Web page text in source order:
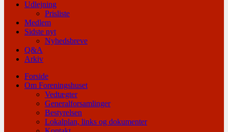
Udlejning
Prisliste
Medlem
Sidste nyt
Nyhedsbreve
Q&A
Arkiv
Forside
Om Foreningshuset
Vedtægter
Generalforsamlinger
Bestyrelsen
Lokalplan, links og dokumenter